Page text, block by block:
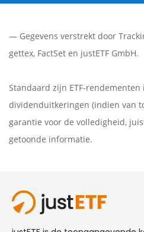
— Gegevens verstrekt door
gettex, FactSet en justETF GmbH.
Standaard zijn ETF-
dividenduitkeringen (indien van
garantie voor de volledigheid,
getoonde informatie.